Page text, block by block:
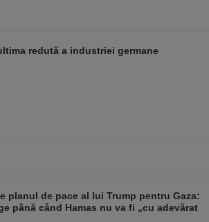
redută a industriei germane
planul de pace al lui Trump pentru Gaza:
până când Hamas nu va fi „cu adevărat